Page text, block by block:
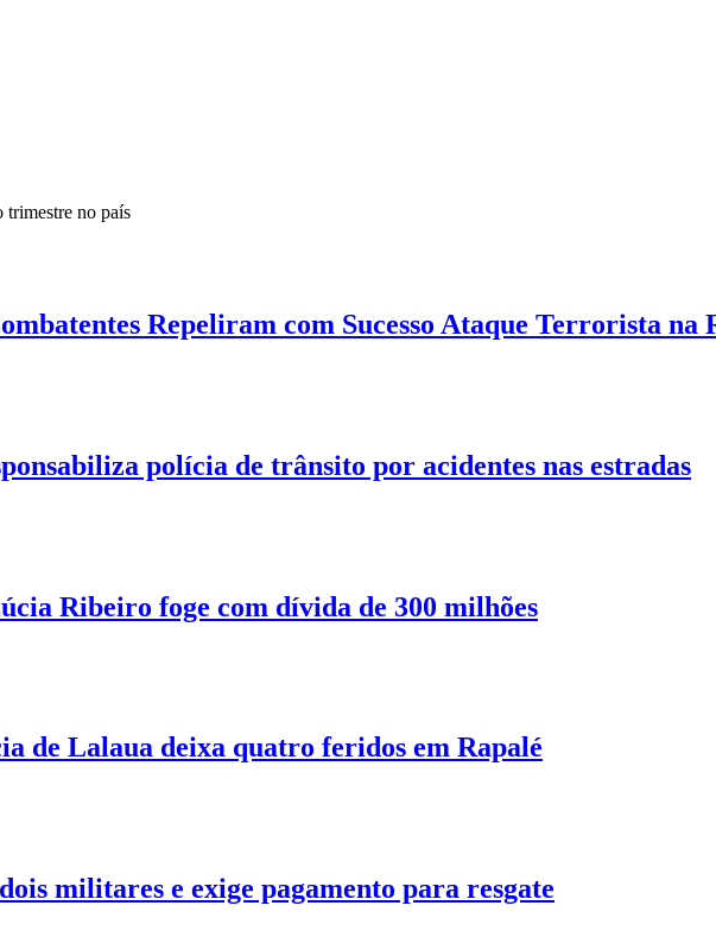
no país
Repeliram com Sucesso Ataque Terrorista na
polícia de trânsito por acidentes nas estradas
Ribeiro foge com dívida de 300 milhões
de Lalaua deixa quatro feridos em Rapalé
militares e exige pagamento para resgate